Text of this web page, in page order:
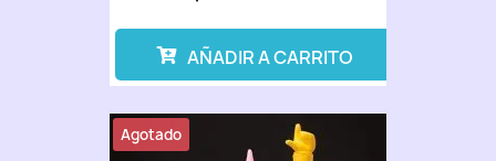
AÑADIR A CARRITO
Agotado